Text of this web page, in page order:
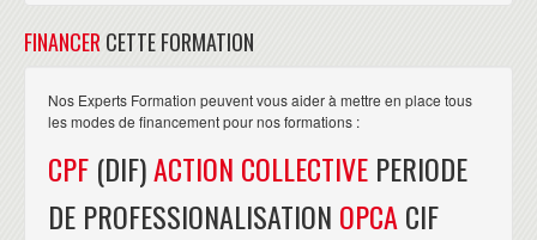
FINANCER CETTE FORMATION
Nos Experts Formation peuvent vous aider à mettre en place tous
les modes de financement pour nos formations :
CPF (DIF)ACTION COLLECTIVE PERIODE
DE PROFESSIONALISATION OPCA CIF